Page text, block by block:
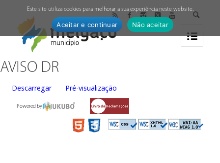
AVISO DR
Descarregar Pré-visualização
Powered by
Este site utiliza cookies para melhorar a sua experiência neste website.
Aceitar e continuar Não aceitar